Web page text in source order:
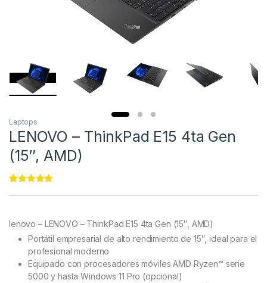
Laptops
LENOVO – ThinkPad E15 4ta Gen
(15″, AMD)
ratings
lenovo – LENOVO – ThinkPad E15 4ta Gen (15″, AMD)
Portátil empresarial de alto rendimiento de 15″, ideal para el
profesional moderno
Equipado con procesadores móviles AMD Ryzen™ serie
5000 y hasta Windows 11 Pro (opcional)